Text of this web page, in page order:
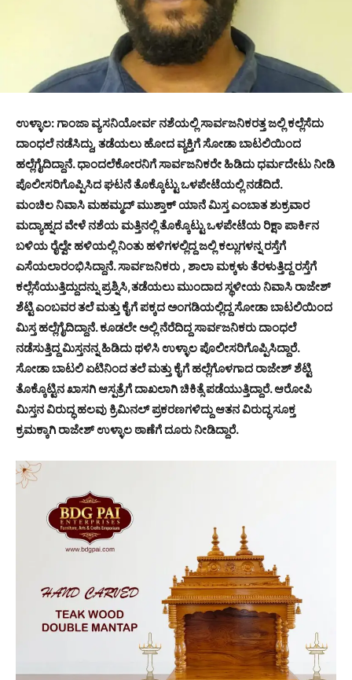
ಉಳ್ಳಾಲ: ಗಾಂಜಾ ವ್ಯಸನಿಯೋರ್ವ ನಶೆಯಲ್ಲಿ ಸಾರ್ವಜನಿಕರತ್ತ ಜಲ್ಲಿ ಕಲ್ಲೆಸೆದು
ದಾಂಧಲೆ ನಡೆಸಿದ್ದು, ತಡೆಯಲು ಹೋದ ವ್ಯಕ್ತಿಗೆ ಸೋಡಾ ಬಾಟಲಿಯಿಂದ
ಹಲ್ಲೆಗೈದಿದ್ದಾನೆ. ಧಾಂದಲೆಕೋರನಿಗೆ ಸಾರ್ವಜನಿಕರೇ ಹಿಡಿದು ಧರ್ಮದೇಟು ನೀಡಿ
ಪೊಲೀಸರಿಗೊಪ್ಪಿಸಿದ ಘಟನೆ ತೊಕ್ಕೊಟ್ಟು ಒಳಪೇಟೆಯಲ್ಲಿ ನಡೆದಿದೆ.
ಮಂಚಿಲ ನಿವಾಸಿ ಮಹಮ್ಮದ್ ಮುಶ್ತಾಕ್ ಯಾನೆ ಮಿಸ್ತ ಎಂಬಾತ ಶುಕ್ರವಾರ
ಮದ್ಯಾಹ್ನದ ವೇಳೆ ನಶೆಯ ಮತ್ತಿನಲ್ಲಿ ತೊಕ್ಕೊಟ್ಟು ಒಳಪೇಟೆಯ ರಿಕ್ಷಾ ಪಾರ್ಕಿನ
ಬಳಿಯ ರೈಲ್ವೇ ಹಳಿಯಲ್ಲಿ ನಿಂತು ಹಳಿಗಳಲ್ಲಿದ್ದ ಜಲ್ಲಿ ಕಲ್ಲುಗಳನ್ನ ರಸ್ತೆಗೆ
ಎಸೆಯಲಾರಂಭಿಸಿದ್ದಾನೆ. ಸಾರ್ವಜನಿಕರು , ಶಾಲಾ ಮಕ್ಕಳು ತೆರಳುತ್ತಿದ್ದ ರಸ್ತೆಗೆ
ಕಲ್ಲೆಸೆಯುತ್ತಿದ್ದುದನ್ನು ಪ್ರಶ್ನಿಸಿ,ತಡೆಯಲು ಮುಂದಾದ ಸ್ಥಳೀಯ ನಿವಾಸಿ ರಾಜೇಶ್
ಶೆಟ್ಟಿ ಎಂಬವರ ತಲೆ ಮತ್ತು ಕೈಗೆ ಪಕ್ಕದ ಅಂಗಡಿಯಲ್ಲಿದ್ದ ಸೋಡಾ ಬಾಟಲಿಯಿಂದ
ಮಿಸ್ತ ಹಲ್ಲೆಗೈದಿದ್ದಾನೆ. ಕೂಡಲೇ ಅಲ್ಲಿ ನೆರೆದಿದ್ದ ಸಾರ್ವಜನಿಕರು ದಾಂಧಲೆ
ನಡೆಸುತ್ತಿದ್ದ ಮಿಸ್ತನನ್ನ ಹಿಡಿದು ಥಳಿಸಿ ಉಳ್ಳಾಲ ಪೊಲೀಸರಿಗೊಪ್ಪಿಸಿದ್ದಾರೆ.
ಸೋಡಾ ಬಾಟಲಿ ಏಟಿನಿಂದ ತಲೆ ಮತ್ತು ಕೈಗೆ ಹಲ್ಲೆಗೊಳಗಾದ ರಾಜೇಶ್ ಶೆಟ್ಟಿ
ತೊಕ್ಕೊಟ್ಟಿನ ಖಾಸಗಿ ಆಸ್ಪತ್ರೆಗೆ ದಾಖಲಾಗಿ ಚಿಕಿತ್ಸೆ ಪಡೆಯುತ್ತಿದ್ದಾರೆ. ಆರೋಪಿ
ಮಿಸ್ತನ ವಿರುದ್ಧ ಹಲವು ಕ್ರಿಮಿನಲ್ ಪ್ರಕರಣಗಳಿದ್ದು ಆತನ ವಿರುದ್ಧ ಸೂಕ್ತ
ಕ್ರಮಕ್ಕಾಗಿ ರಾಜೇಶ್ ಉಳ್ಳಾಲ ಠಾಣೆಗೆ ದೂರು ನೀಡಿದ್ದಾರೆ.